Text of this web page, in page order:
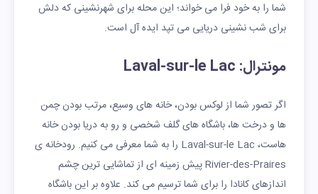
شما را به خود فرا می خواند؛ این محله برای شهرنشینی که دلش
برای شب نشینی دریایی می تپد ایده آل است.
مونترال: Laval-sur-le Lac
اگر تصور شما از لوکس بودن، خانه های وسیع، مرتب بودن چمن
ها و درخت ها، باشگاه های گلف شخصی و رو به دریا بودن خانه
هاست، Laval-sur-le Lac را به شما معرفی می کنیم. رودخانه ی
Rivier-des-Praires پیش زمینه ای از تماشایی ترین چشم
اندازهای کانادا را برای شما ترسیم می کند. علاوه بر این باشگاه